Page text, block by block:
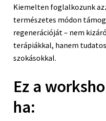
Kiemelten foglalkozunk
természetes módon
regenerációját – nem
terápiákkal, hanem
szokásokkal.
Ez a
ha: